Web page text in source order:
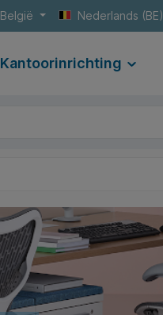
België Nederlands (BE)
Kantoorinrichting